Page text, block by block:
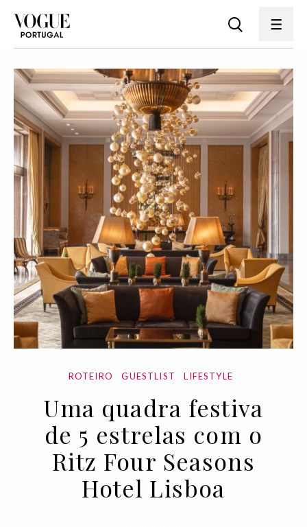
ROTEIRO GUESTLIST LIFESTYLE
Uma quadra festiva
de 5 estrelas com o
Ritz Four Seasons
Hotel Lisboa